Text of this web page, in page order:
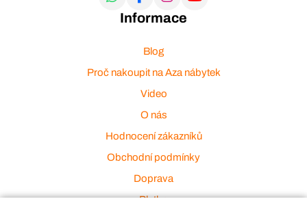
Informace
Blog
Proč nakoupit na Aza nábytek
Video
O nás
Hodnocení zákazníků
Obchodní podmínky
Doprava